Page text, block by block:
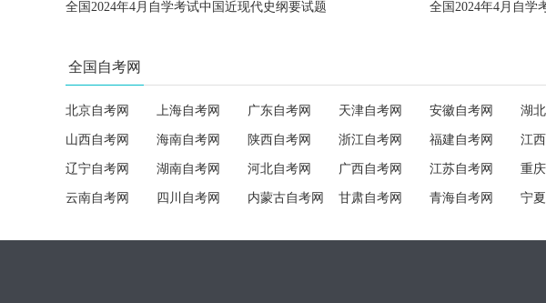
全国2024年4月自学考试中国近现代史纲要试题 全国2024年4月自学
全国自考网
北京自考网 上海自考网 广东自考网 天津自考网 安徽自考网 湖
山西自考网 海南自考网 陕西自考网 浙江自考网 福建自考网 江
辽宁自考网 湖南自考网 河北自考网 广西自考网 江苏自考网 重
云南自考网 四川自考网 内蒙古自考网 甘肃自考网 青海自考网 宁